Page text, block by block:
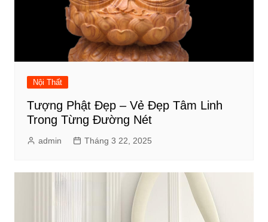
Nội Thất
Tượng Phật Đẹp – Vẻ Đẹp Tâm Linh
Trong Từng Đường Nét
admin Tháng 3 22, 2025